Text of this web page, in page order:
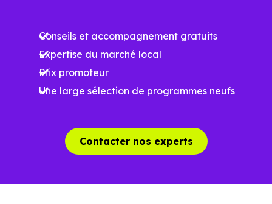
RE2025 et RE2031
Performances
Impact
réduit
…
Conseils et accompagnement gratuits
Expertise du marché local
Prix promoteur
Une large sélection de programmes neufs
Contacter nos experts